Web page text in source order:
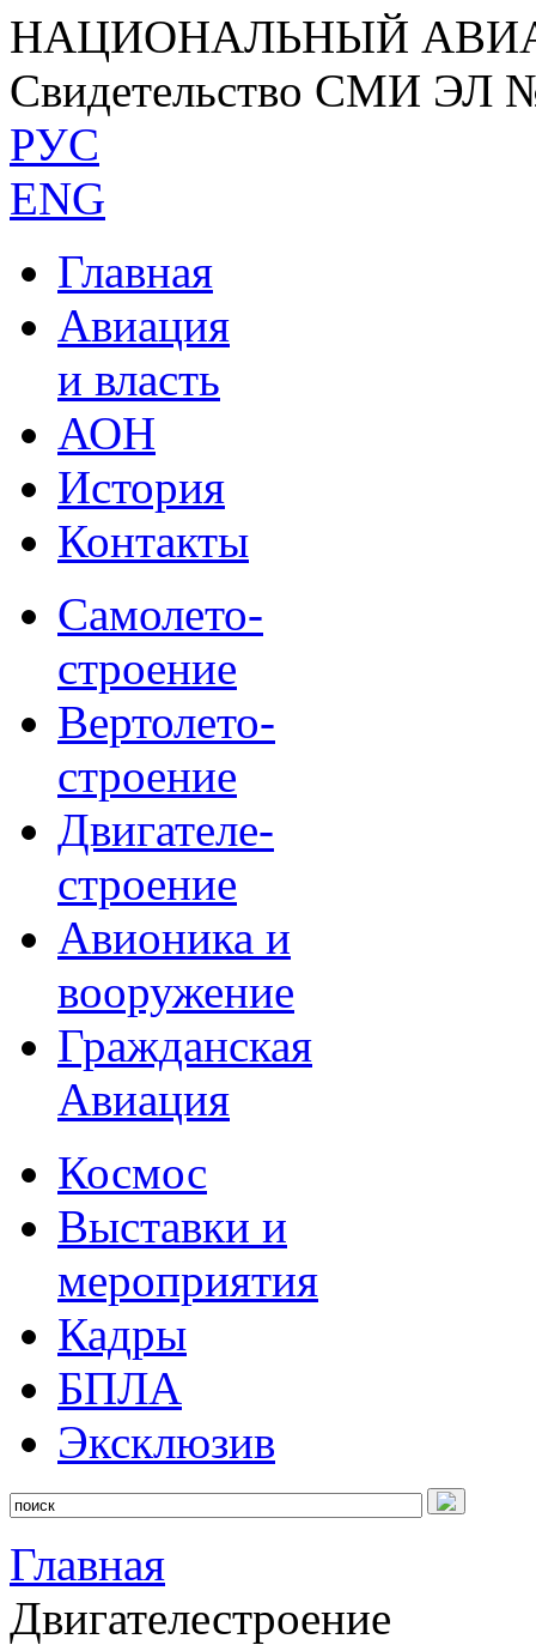
НАЦИОНАЛЬНЫЙ
Свидетельство СМИ ЭЛ
РУС
ENG
Главная
Авиация
и власть
АОН
История
Контакты
Самолето-
строение
Вертолето-
строение
Двигателе-
строение
Авионика и
вооружение
Гражданская
Авиация
Космос
Выставки и
мероприятия
Кадры
БПЛА
Эксклюзив
Главная
Двигателестроение